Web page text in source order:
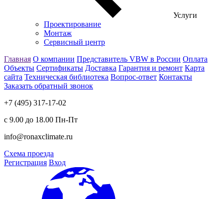
Услуги
Проектирование
Монтаж
Сервисный центр
Главная О компании Представитель VBW в России Оплата
Объекты Сертификаты Доставка Гарантия и ремонт Карта
сайта Техническая библиотека Вопрос-ответ Контакты
Заказать обратный звонок
+7 (495) 317-17-02
с 9.00 до 18.00 Пн-Пт
info@ronaxclimate.ru
Схема проезда
Регистрация Вход